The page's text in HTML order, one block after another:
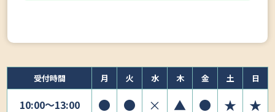
受付時間 月 火 水 木 金 土 日
10:00〜13:00 ● ● × ▲ ● ★ ★